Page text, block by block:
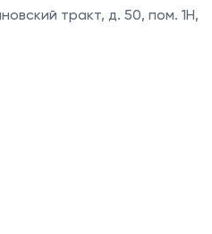
тракт, д. 50, пом. 1Н,